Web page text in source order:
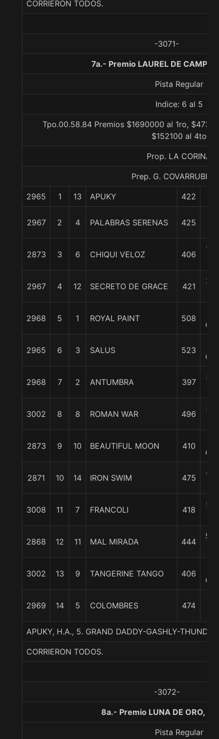
CORRIERON TODOS.
-3071-
7a.- Premio LAUREL DE
Pista Regular
Indice: 6 al 5
Tpo.00.58.84 Premios $1690000 al 1ro,
$152100 al 4to
Prop. LA CORINA
Prep. G.
2965 1 13 APUKY 422
2967 2 4 PALABRAS SERENAS 425
2873 3 6 CHIQUI VELOZ 406
1
2967 4 12 SECRETO DE GRACE 421
2
2968 5 1 ROYAL PAINT 508
2965 6 3 SALUS 523
2968 7 2 ANTUMBRA 397
3
3002 8 8 ROMAN WAR 496
3
2873 9 10 BEAUTIFUL MOON 410
2871 10 14 IRON SWIM 475
4
3008 11 7 FRANCOLI 418
5
2868 12 11 MAL MIRADA 444
5
3002 13 9 TANGERINE TANGO 406
2969 14 5 COLOMBRES 474
7
APUKY, H.A., 5. GRAND DADDY-GASHLY-
CORRIERON TODOS.
-3072-
8a.- Premio LUNA DE ORO,
Pista Regular